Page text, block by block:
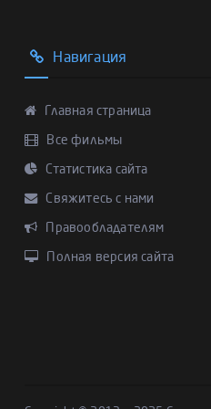
Навигация
Главная страница
Все фильмы
Статистика сайта
Свяжитесь с нами
Правообладателям
Полная версия сайта